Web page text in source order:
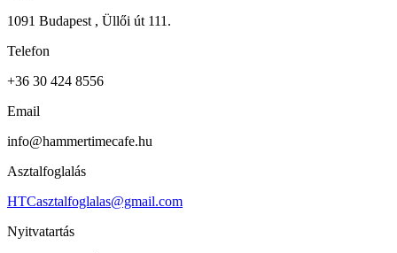
1091 Budapest , Üllői út 111.
Telefon
+36 30 424 8556
Email
info@hammertimecafe.hu
Asztalfoglalás
HTCasztalfoglalas@gmail.com
Nyitvatartás